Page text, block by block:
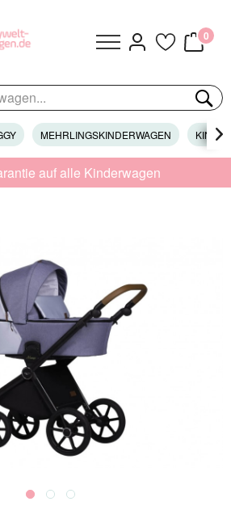
0
MEHRLINGSKINDERWAGEN 
auf alle Kinderwagen